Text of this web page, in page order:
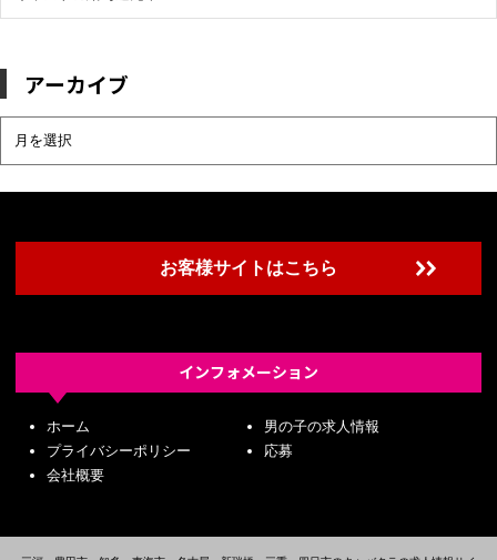
アーカイブ
ー
イ
お客様サイトはこちら
インフォメーション
ホーム
男の子の求人情報
プライバシーポリシー
応募
会社概要